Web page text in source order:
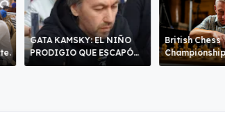
GATA KAMSKY: EL NIÑO
PRODIGIO QUE ESCAPÓ
DOS VECES!
British Chess
líderes